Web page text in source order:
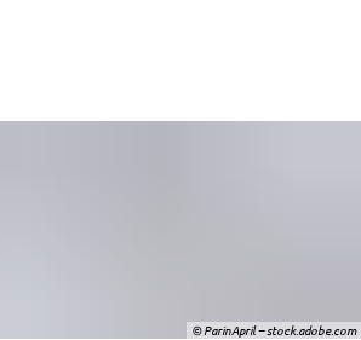
© ParinApril – stock.adobe.com